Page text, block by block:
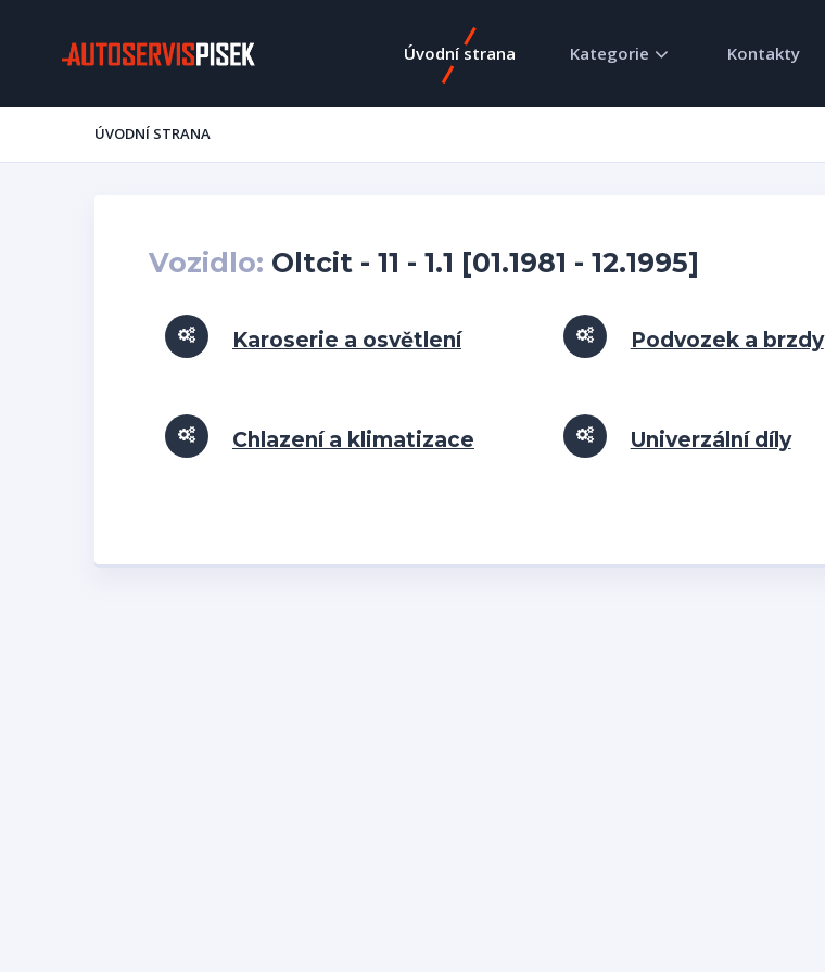
Úvodní strana Kategorie Kontakty
ÚVODNÍ STRANA
Vozidlo: Oltcit - 11 - 1.1 [01.1981 - 12.1995]
Karoserie a osvětlení Podvozek a brzdy
Chlazení a klimatizace Univerzální díly